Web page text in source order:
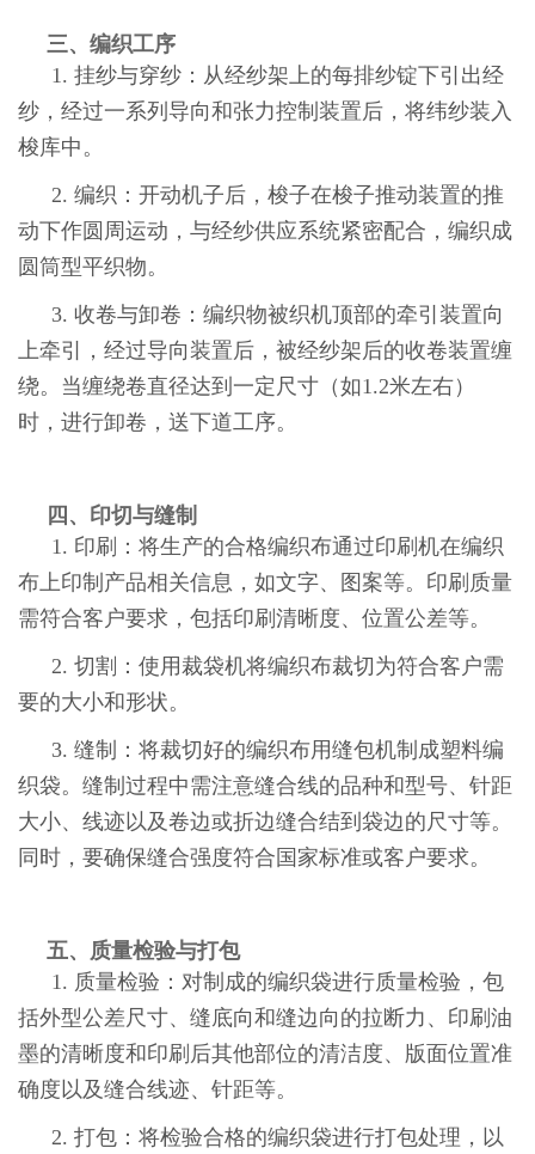
三、编织工序
1. 挂纱与穿纱：从经纱架上的每排纱锭下引出经
纱，经过一系列导向和张力控制装置后，将纬纱装入
梭库中。
2. 编织：开动机子后，梭子在梭子推动装置的推
动下作圆周运动，与经纱供应系统紧密配合，编织成
圆筒型平织物。
3. 收卷与卸卷：编织物被织机顶部的牵引装置向
上牵引，经过导向装置后，被经纱架后的收卷装置缠
绕。当缠绕卷直径达到一定尺寸（如1.2米左右）
时，进行卸卷，送下道工序。
四、印切与缝制
1. 印刷：将生产的合格编织布通过印刷机在编织
布上印制产品相关信息，如文字、图案等。印刷质量
需符合客户要求，包括印刷清晰度、位置公差等。
2. 切割：使用裁袋机将编织布裁切为符合客户需
要的大小和形状。
3. 缝制：将裁切好的编织布用缝包机制成塑料编
织袋。缝制过程中需注意缝合线的品种和型号、针距
大小、线迹以及卷边或折边缝合结到袋边的尺寸等。
同时，要确保缝合强度符合国家标准或客户要求。
五、质量检验与打包
1. 质量检验：对制成的编织袋进行质量检验，包
括外型公差尺寸、缝底向和缝边向的拉断力、印刷油
墨的清晰度和印刷后其他部位的清洁度、版面位置准
确度以及缝合线迹、针距等。
2. 打包：将检验合格的编织袋进行打包处理，以